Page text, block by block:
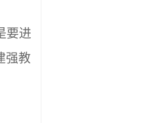
要进
强教